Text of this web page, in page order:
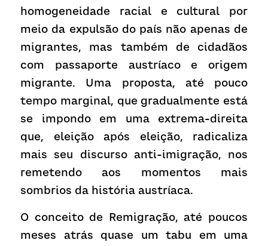
homogeneidade racial e cultural por
meio da expulsão do país não apenas de
migrantes, mas também de cidadãos
com passaporte austríaco e origem
migrante. Uma proposta, até pouco
tempo marginal, que gradualmente está
se impondo em uma extrema-direita
que, eleição após eleição, radicaliza
mais seu discurso anti-imigração, nos
remetendo aos momentos mais
sombrios da história austríaca.
O conceito de Remigração, até poucos
meses atrás quase um tabu em uma